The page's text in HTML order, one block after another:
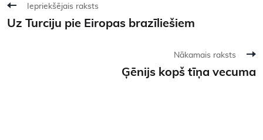
Iepriekšējais raksts
Uz Turciju pie Eiropas brazīliešiem
Nākamais raksts
Ģēnijs kopš tīņa vecuma